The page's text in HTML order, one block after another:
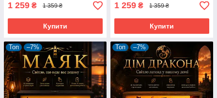
1 259 ₴ 1 359 ₴
Купити
1 259 ₴ 1 359 ₴
Купити
Топ –7% Топ –7%